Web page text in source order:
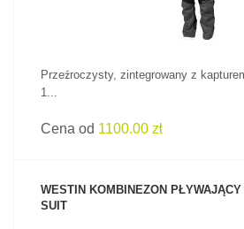
Przeźroczysty, zintegrowany z
1...
Cena od 1100.00 zł
WESTIN KOMBINEZON PŁYWAJĄCY
SUIT